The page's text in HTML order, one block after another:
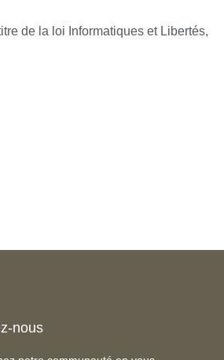
de la loi Informatiques et Libertés,
nous